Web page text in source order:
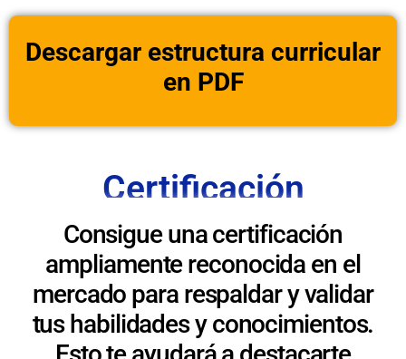
Descargar estructura curricular
en PDF
Certificación
Consigue una certificación
ampliamente reconocida en el
mercado para respaldar y validar
tus habilidades y conocimientos.